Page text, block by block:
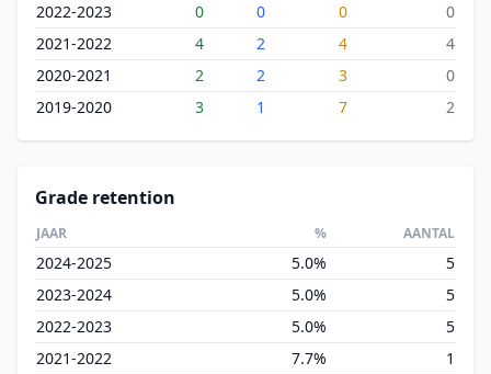
2022-2023
0 0 0
0
2021-2022
4 2 4
4
2020-2021
2 2 3
0
2019-2020
3 1 7 2
Grade retention
JAAR % AANTAL
2024-2025 5.0%
5
2023-2024
5.0%
5
2022-2023
5.0%
5
2021-2022
7.7%
1